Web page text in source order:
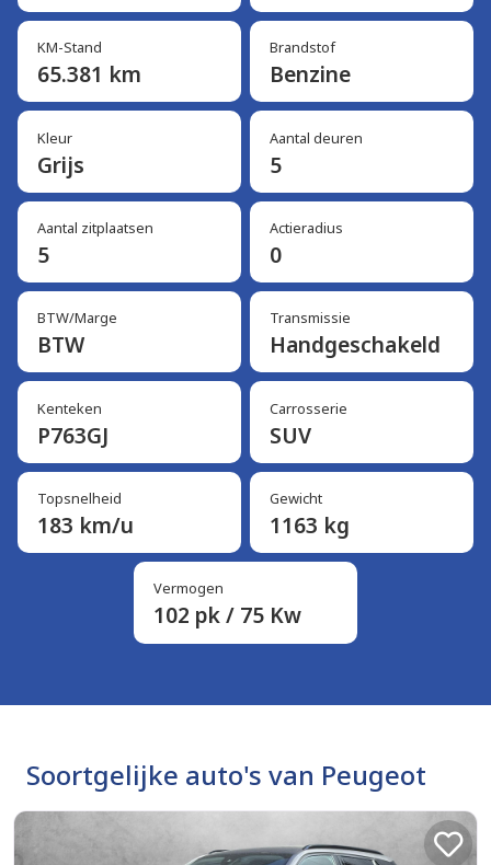
KM-Stand
65.381 km
Brandstof
Benzine
Kleur
Grijs
Aantal deuren
5
Aantal zitplaatsen
5
Actieradius
0
BTW/Marge
BTW
Transmissie
Handgeschakeld
Kenteken
P763GJ
Carrosserie
SUV
Topsnelheid
183 km/u
Gewicht
1163 kg
Vermogen
102 pk / 75 Kw
Soortgelijke auto's van Peugeot